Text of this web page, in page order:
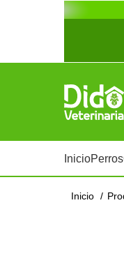
InicioPerros
Inicio